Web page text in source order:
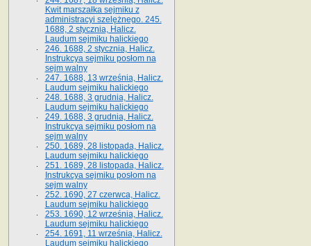
Kwit marszałka sejmiku z
administracyi szelężnego. 245.
1688, 2 stycznia, Halicz.
Laudum sejmiku halickiego
246. 1688, 2 stycznia, Halicz.
Instrukcya sejmiku posłom na
sejm walny
247. 1688, 13 września, Halicz.
Laudum sejmiku halickiego
248. 1688, 3 grudnia, Halicz.
Laudum sejmiku halickiego
249. 1688, 3 grudnia, Halicz.
Instrukcya sejmiku posłom na
sejm walny
250. 1689, 28 listopada, Halicz.
Laudum sejmiku halickiego
251. 1689, 28 listopada, Halicz.
Instrukcya sejmiku posłom na
sejm walny
252. 1690, 27 czerwca, Halicz.
Laudum sejmiku halickiego
253. 1690, 12 września, Halicz.
Laudum sejmiku halickiego
254. 1691, 11 września, Halicz.
Laudum sejmiku halickiego